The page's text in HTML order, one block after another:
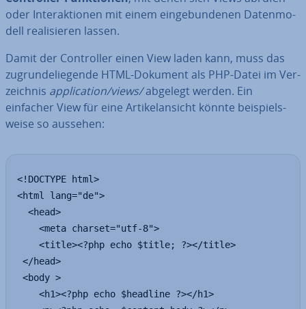
oder In­ter­ak­tio­nen mit einem ein­ge­bun­de­nen Da­ten­mo­
dell rea­li­sie­ren lassen.
Damit der Con­trol­ler einen View laden kann, muss das
zu­grun­de­lie­gen­de HTML-Dokument als PHP-Datei im Ver­
zeich­nis ap­pli­ca­ti­on/views/abgelegt werden. Ein
einfacher View für eine Ar­ti­kel­an­sicht könnte bei­spiels­
wei­se so aussehen:
<!DOCTYPE html>
<html lang="de">
  <head>
    <meta charset="utf-8">
    <title><?php echo $title; ?></title>
</head>
<body >
    <h1><?php echo $headline ?></h1>